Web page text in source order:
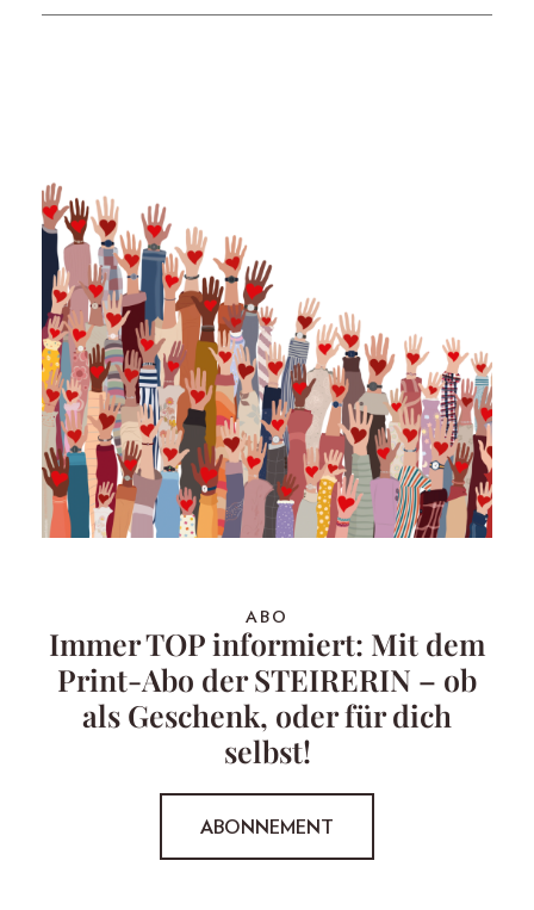
ABO
Immer TOP informiert: Mit dem
Print-Abo der STEIRERIN – ob
als Geschenk, oder für dich
selbst!
ABONNEMENT